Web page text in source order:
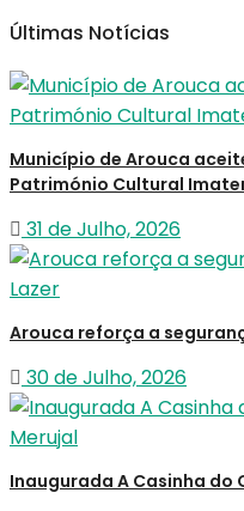
Últimas Notícias
Município de Arouca
Património Cultural
31 de Julho, 2026
Arouca reforça a
30 de Julho, 2026
Inaugurada A Casinha do